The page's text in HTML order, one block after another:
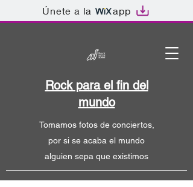
Únete a la app
Tomamos fotos de conciertos,
por si se acaba el mundo
alguien sepa que existimos
Rock para el fin del
mundo